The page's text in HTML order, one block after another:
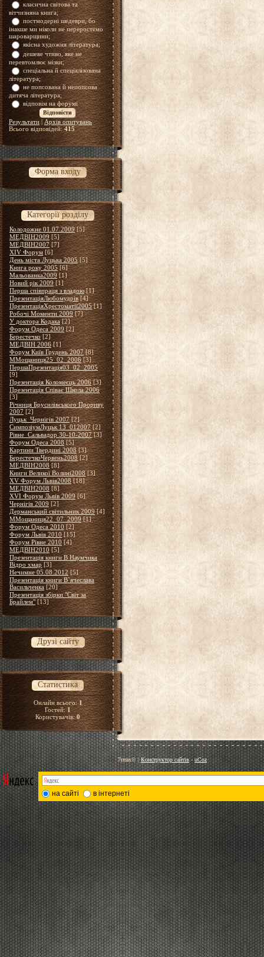
класична світова та
вітчизняна книга;
постмодерні шедеври, бо
інакше ми ніколи не переростемо
шароварщини;
якісна художня література;
дешеве чтиво, яке не
перевтомлює мізки;
спеціальна й спеціалізована
література;
не попсована й непопсова
дитяча література;
відповім на форумі
Результати|Архів опитувань
Всього відповідей:415
Форма входу
Категорії розділу
Колодожне 01.07.2009 [5]
МЕДВІН2009 [5]
МЕДВІН2007 [7]
XІV Форум [6]
День міста Луцька 2005 [5]
Книга року 2005 [6]
Мальованка2009 [1]
Новий рік 2009 [1]
Перша співпраця з владою [1]
ПрезентаціяЛюбомудрів [4]
ПрезентаціяХрестоматії2005 [1]
Робочі Моменти 2009 [7]
У доктора Кодака [2]
Форум Одеса 2009 [2]
Берестечко [2]
МЕДВІН 2006 [1]
Форум Київ Грудень 2007 [8]
ММощаниця25_02_2006 [3]
ПершаПрезентація03_02_2005
[9]
Презентація Коломеєць 2006 [3]
Презентація Співає Школа 2006
[3]
Річниця Брусилівського Прориву
2007 [2]
Луцьк_Чернігів 2007 [2]
СимпозіумЛуцьк 13_012007 [2]
Рівне_Сальвадор 30-10-2007 [3]
Форум Одеса 2008 [5]
Картини Твердині 2008 [3]
БерестечкоЧервень2008 [2]
МЕДВІН2008 [8]
Книги Великої Волині2008 [3]
XV Форум Львів2008 [18]
МЕДВІН2008 [8]
XVІ Форум Львів 2009 [6]
Чернігів 2009 [2]
Дерманський світильник 2009 [4]
ММощаниця22_07_2009 [1]
Форум Одеса 2010 [2]
Форум Львів 2010 [15]
Форум Рівне 2010 [4]
МЕДВІН2010 [5]
Презентація книги В Наумчика
Відро хмар [3]
Нечимне 05.08.2012 [5]
Презентація книги В`ячеслава
Васильченка [20]
Презентація збірки "Світ за
Брайлем" [13]
Друзі сайту
Статистика
Онлайн всього:1
Гостей:1
Користувачів:0
7птах©|Конструктор сайтів-uCoz
на сайті в інтернеті